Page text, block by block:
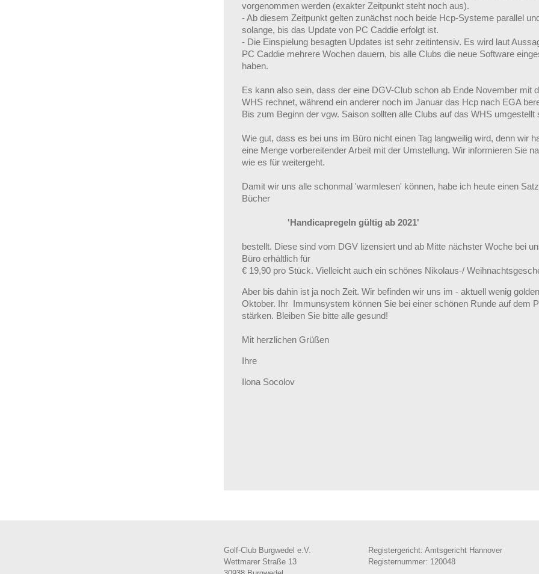
vorgenommen werden (exakter Zeitpunkt steht noch aus).
- Ab diesem Zeitpunkt gelten zunächst noch beide Hcp-Systeme parallel
solange, bis das Update von PC Caddie erfolgt ist.
- Die Einspielung besagten Updates ist sehr zeitintensiv. Es wird laut
PC Caddie mehrere Wochen dauern, bis alle Clubs die neue Software
haben.
Es kann also sein, dass der eine DGV-Club schon ab Ende November mit
WHS rechnet, während ein anderer noch im Januar das Hcp nach EGA
Bis zum Beginn der vgw. Saison sollten alle Clubs auf das WHS umgestellt
Wie gut, dass es bei uns im Büro nicht einen Tag langweilig wird, denn wir
eine Menge vorbereitender Arbeit mit der Umstellung. Wir informieren Sie
wie es für weitergeht.
Damit wir uns alle schonmal 'warmlesen' können, habe ich heute einen Satz
Bücher
'Handicapregeln gültig ab 2021'
bestellt. Diese sind vom DGV lizensiert und ab Mitte nächster Woche bei
Büro erhältlich für
€ 19,90 pro Stück. Vielleicht auch ein schönes Nikolaus-/
Aber bis dahin ist ja noch Zeit. Wir befinden wir uns im - aktuell wenig
Oktober. Ihr Immunsystem können Sie bei einer schönen Runde auf dem
stärken. Bleiben Sie bitte alle gesund!
Mit herzlichen Grüßen
Ihre
Ilona Socolov
Golf-Club Burgwedel e.V.
Wettmarer Straße 13
Registergericht: Amtsgericht Hannover
Registernummer: 120048